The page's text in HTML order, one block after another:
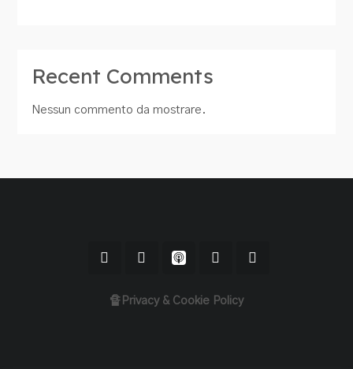
Recent Comments
Nessun commento da mostrare.
🔏Privacy & Cookie Policy